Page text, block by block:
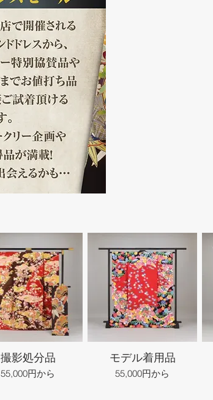
撮影処分品
55,000円から
モデル着用品
55,000円から